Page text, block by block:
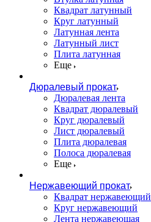
Квадрат латунный
Круг латунный
Латунная лента
Латунный лист
Плита латунная
Еще
Дюралевый прокат
Дюралевая лента
Квадрат дюралевый
Круг дюралевый
Лист дюралевый
Плита дюралевая
Полоса дюралевая
Еще
Нержавеющий прокат
Квадрат нержавеющий
Круг нержавеющий
Лента нержавеющая